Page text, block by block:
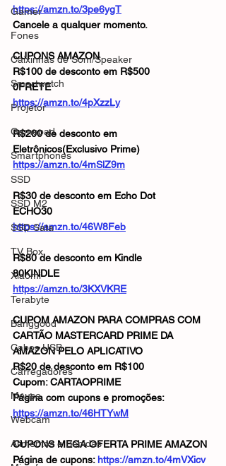
Gamer
Fones
Caixinhas de Som/Speaker
Smartwatch
Projetor
Gamepad
Smartphones
SSD
SSD M2
SSD Sata
TV Box
Xiaomi
Terabyte
Banggood
Cabos USB
Carregadores
Mouse
Webcam
Alimentos e Bebidas
https://amzn.to/3pe6ygT
Cancele a qualquer momento.
CUPONS AMAZON
R$100 de desconto em R$500
0FRETE
https://amzn.to/4pXzzLy
R$200 de desconto em
Eletrônicos(Exclusivo Prime)
https://amzn.to/4mSlZ9m
R$30 de desconto em Echo Dot
ECHO30
https://amzn.to/46W8Feb
R$80 de desconto em Kindle
80KINDLE
https://amzn.to/3KXVKRE
CUPOM AMAZON PARA COMPRAS COM
CARTÃO MASTERCARD PRIME DA
AMAZON PELO APLICATIVO
R$20 de desconto em R$100
Cupom: CARTAOPRIME
Página com cupons e promoções:
https://amzn.to/46HTYwM
CUPONS MEGA OFERTA PRIME AMAZON
Página de cupons: https://amzn.to/4mVXicv